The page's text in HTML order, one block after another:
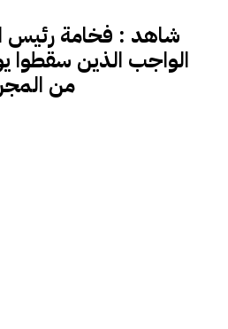
شاهد : فخامة رئيس
الواجب الذين سقطوا
من